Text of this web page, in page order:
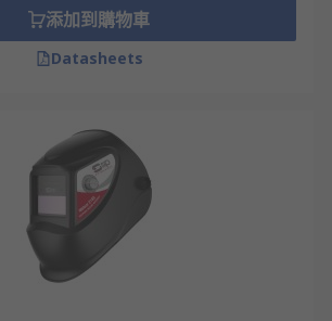
添加到購物車
Datasheets